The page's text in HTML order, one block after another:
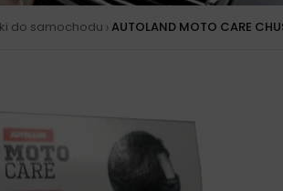
do samochodu › AUTOLAND MOTO CARE